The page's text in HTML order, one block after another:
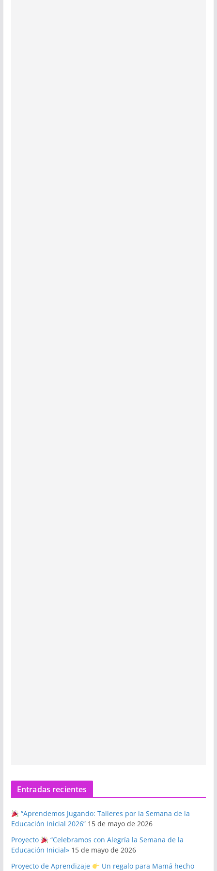
Entradas recientes
“Aprendemos Jugando: Talleres por la Semana de la
Educación Inicial 2026” 15 de mayo de 2026
Proyecto
“Celebramos con Alegría la Semana de la
Educación Inicial» 15 de mayo de 2026
Proyecto de Aprendizaje
Un regalo para Mamá hecho